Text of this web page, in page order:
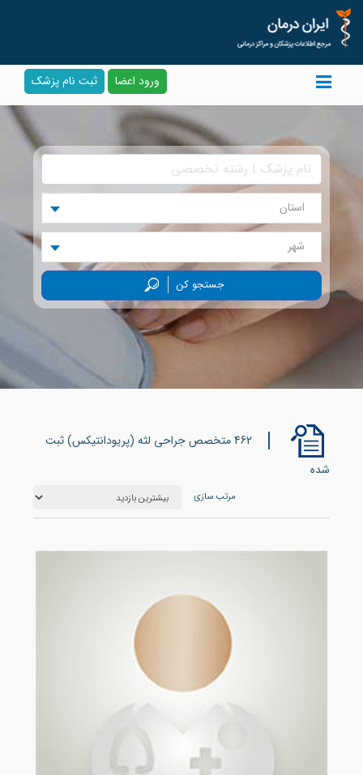
ورود اعضا ثبت نام پزشک
استان
شهر
جستجو کن
462 متخصص جراحی لثه (پریودانتیکس) ثبت
شده
مرتب سازی